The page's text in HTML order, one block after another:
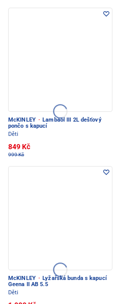
McKINLEY · Lambaol III 2L dešťový
pončo s kapucí
Děti
849 Kč
999 Kč
McKINLEY · Lyžařská bunda s kapucí
Geena II AB 5.5
Děti